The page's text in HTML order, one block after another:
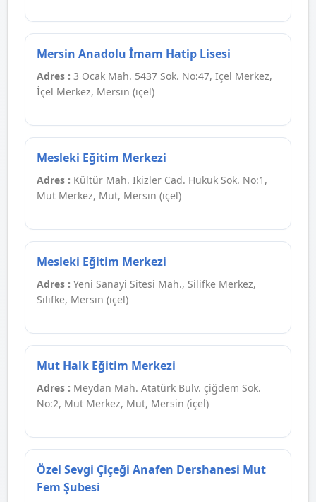
Mersin Anadolu İmam Hatip Lisesi
Adres : 3 Ocak Mah. 5437 Sok. No:47, İçel Merkez,
İçel Merkez, Mersin (içel)
Mesleki Eğitim Merkezi
Adres : Kültür Mah. İkizler Cad. Hukuk Sok. No:1,
Mut Merkez, Mut, Mersin (içel)
Mesleki Eğitim Merkezi
Adres : Yeni Sanayi Sitesi Mah., Silifke Merkez,
Silifke, Mersin (içel)
Mut Halk Eğitim Merkezi
Adres : Meydan Mah. Atatürk Bulv. çiğdem Sok.
No:2, Mut Merkez, Mut, Mersin (içel)
Özel Sevgi Çiçeği Anafen Dershanesi Mut
Fem Şubesi